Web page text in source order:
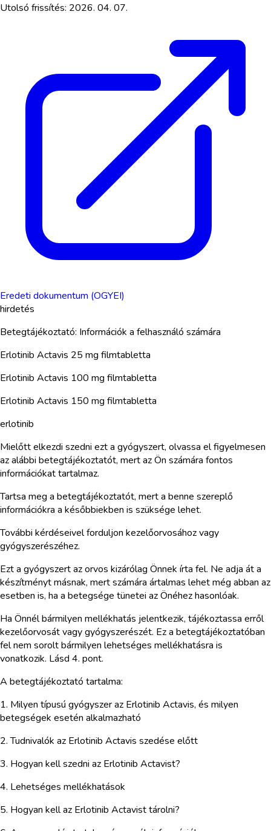
Utolsó frissítés: 2026. 04. 07.
Eredeti dokumentum (OGYEI)
hirdetés
Betegtájékoztató: Információk a felhasználó számára
Erlotinib Actavis 25 mg filmtabletta
Erlotinib Actavis 100 mg filmtabletta
Erlotinib Actavis 150 mg filmtabletta
erlotinib
Mielőtt elkezdi szedni ezt a gyógyszert, olvassa el figyelmesen
az alábbi betegtájékoztatót, mert az Ön számára fontos
információkat tartalmaz.
Tartsa meg a betegtájékoztatót, mert a benne szereplő
információkra a későbbiekben is szüksége lehet.
További kérdéseivel forduljon kezelőorvosához vagy
gyógyszerészéhez.
Ezt a gyógyszert az orvos kizárólag Önnek írta fel. Ne adja át a
készítményt másnak, mert számára ártalmas lehet még abban az
esetben is, ha a betegsége tünetei az Önéhez hasonlóak.
Ha Önnél bármilyen mellékhatás jelentkezik, tájékoztassa erről
kezelőorvosát vagy gyógyszerészét. Ez a betegtájékoztatóban
fel nem sorolt bármilyen lehetséges mellékhatásra is
vonatkozik. Lásd 4. pont.
A betegtájékoztató tartalma:
1. Milyen típusú gyógyszer az Erlotinib Actavis, és milyen
betegségek esetén alkalmazható
2. Tudnivalók az Erlotinib Actavis szedése előtt
3. Hogyan kell szedni az Erlotinib Actavist?
4. Lehetséges mellékhatások
5. Hogyan kell az Erlotinib Actavist tárolni?